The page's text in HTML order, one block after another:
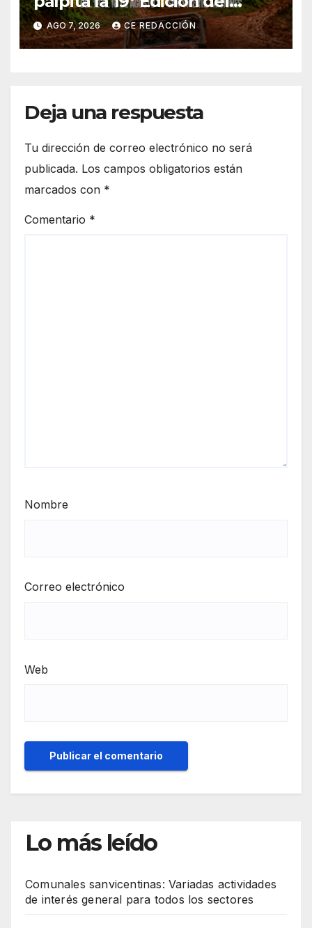
«Jeep Fest» – Cronograma –
detalles
AGO 7, 2026 CE REDACCIÓN
Deja una respuesta
Tu dirección de correo electrónico no será
publicada. Los campos obligatorios están
marcados con *
Comentario *
Nombre
Correo electrónico
Web
Lo más leído
Comunales sanvicentinas: Variadas actividades
de interés general para todos los sectores